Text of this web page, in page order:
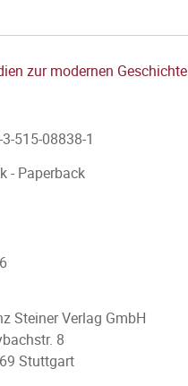
zur modernen Geschichte
515-08838-1
- Paperback
Steiner Verlag GmbH
8
Stuttgart